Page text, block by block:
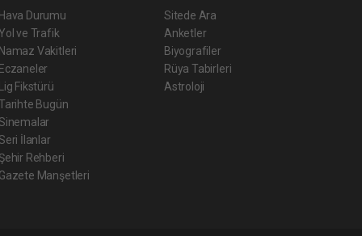
Durumu
ve Trafik
Vakitleri
Fikstürü
Bugün
İlanlar
Rehberi
Manşetleri
Sitede Ara
Anketler
Biyografiler
Rüya Tabirleri
Astroloji